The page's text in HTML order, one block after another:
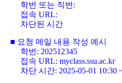
학번 또는 직번:
접속 URL:
차단된 시간
■ 요청 메일 내용 작성 예시
학번: 202512345
접속 URL: myclass.ssu.ac.kr
차단 시간: 2025-05-01 10:30